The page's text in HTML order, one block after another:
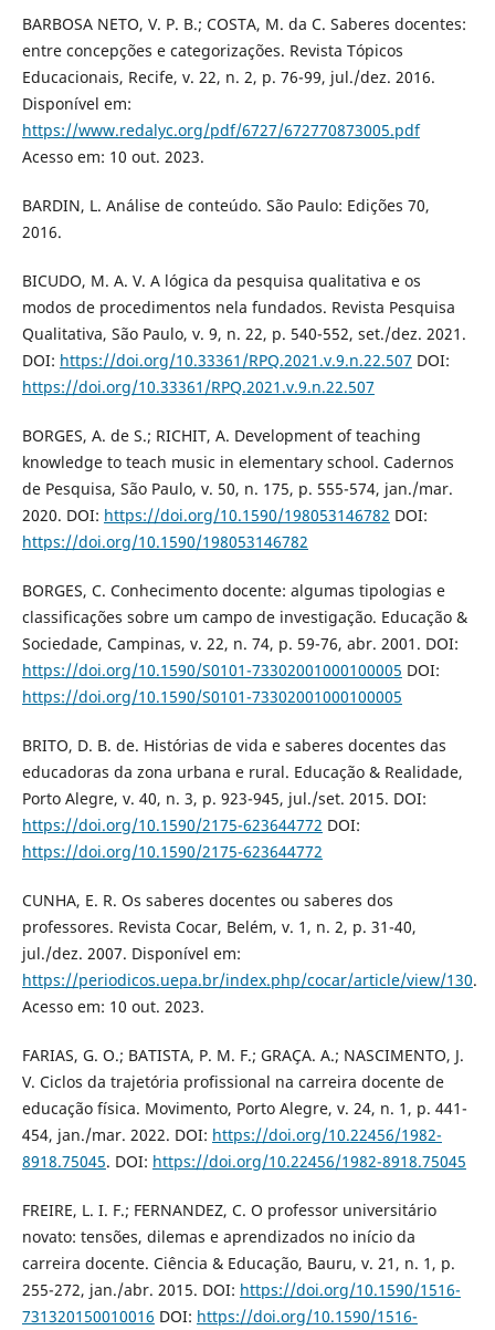
BARBOSA NETO, V. P. B.; COSTA, M. da C. Saberes docentes:
entre concepções e categorizações. Revista Tópicos
Educacionais, Recife, v. 22, n. 2, p. 76-99, jul./dez. 2016.
Disponível em:
https://www.redalyc.org/pdf/6727/672770873005.pdf
Acesso em: 10 out. 2023.
BARDIN, L. Análise de conteúdo. São Paulo: Edições 70,
2016.
BICUDO, M. A. V. A lógica da pesquisa qualitativa e os
modos de procedimentos nela fundados. Revista Pesquisa
Qualitativa, São Paulo, v. 9, n. 22, p. 540-552, set./dez. 2021.
DOI: https://doi.org/10.33361/RPQ.2021.v.9.n.22.507 DOI:
https://doi.org/10.33361/RPQ.2021.v.9.n.22.507
BORGES, A. de S.; RICHIT, A. Development of teaching
knowledge to teach music in elementary school. Cadernos
de Pesquisa, São Paulo, v. 50, n. 175, p. 555-574, jan./mar.
2020. DOI: https://doi.org/10.1590/198053146782 DOI:
https://doi.org/10.1590/198053146782
BORGES, C. Conhecimento docente: algumas tipologias e
classificações sobre um campo de investigação. Educação &
Sociedade, Campinas, v. 22, n. 74, p. 59-76, abr. 2001. DOI:
https://doi.org/10.1590/S0101-73302001000100005 DOI:
https://doi.org/10.1590/S0101-73302001000100005
BRITO, D. B. de. Histórias de vida e saberes docentes das
educadoras da zona urbana e rural. Educação & Realidade,
Porto Alegre, v. 40, n. 3, p. 923-945, jul./set. 2015. DOI:
https://doi.org/10.1590/2175-623644772 DOI:
https://doi.org/10.1590/2175-623644772
CUNHA, E. R. Os saberes docentes ou saberes dos
professores. Revista Cocar, Belém, v. 1, n. 2, p. 31-40,
jul./dez. 2007. Disponível em:
https://periodicos.uepa.br/index.php/cocar/article/view/130.
Acesso em: 10 out. 2023.
FARIAS, G. O.; BATISTA, P. M. F.; GRAÇA. A.; NASCIMENTO, J.
V. Ciclos da trajetória profissional na carreira docente de
educação física. Movimento, Porto Alegre, v. 24, n. 1, p. 441-
454, jan./mar. 2022. DOI: https://doi.org/10.22456/1982-
8918.75045. DOI: https://doi.org/10.22456/1982-8918.75045
FREIRE, L. I. F.; FERNANDEZ, C. O professor universitário
novato: tensões, dilemas e aprendizados no início da
carreira docente. Ciência & Educação, Bauru, v. 21, n. 1, p.
255-272, jan./abr. 2015. DOI: https://doi.org/10.1590/1516-
731320150010016 DOI: https://doi.org/10.1590/1516-